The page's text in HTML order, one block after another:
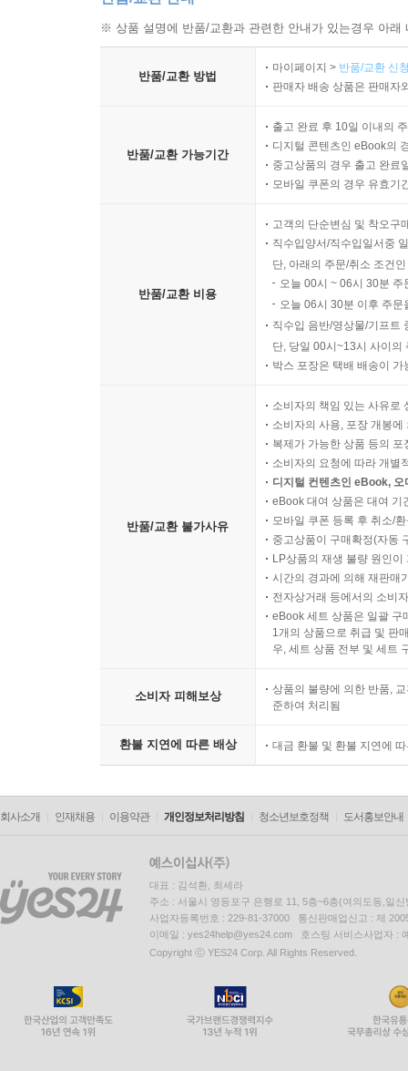
※ 상품 설명에 반품/교환과 관련한 안내가 있는경우 아
반품/교환 방법
마이페이지 > 반품/교환 신
판매자 배송 상품은 판매자
반품/교환 가능기간
출고 완료 후 10일 이내의
디지털 콘텐츠인 eBook의
중고상품의 경우 출고 완료
모바일 쿠폰의 경우 유효기
반품/교환 비용
고객의 단순변심 및 착오구
직수입양서/직수입일서중
단, 아래의 주문/취소 조건
오늘 00시 ~ 06시 30분
오늘 06시 30분 이후 주
직수입 음반/영상물/기프트
단, 당일 00시~13시 사이의
박스 포장은 택배 배송이
반품/교환 불가사유
소비자의 책임 있는 사유로
소비자의 사용, 포장 개봉
복제가 가능한 상품 등의
소비자의 요청에 따라 개별
디지털 컨텐츠인 eBook,
eBook 대여 상품은 대여 기
모바일 쿠폰 등록 후 취소/
중고상품이 구매확정(자동
LP상품의 재생 불량 원인
시간의 경과에 의해 재판매
전자상거래 등에서의 소비
eBook 세트 상품은 일괄 구
1개의 상품으로 취급 및 판
우, 세트 상품 전부 및 세트
소비자 피해보상
상품의 불량에 의한 반품,
준하여 처리됨
환불 지연에 따른 배상 대금 환불 및 환불 지연에
회사소개 인재채용 이용약관 개인정보처리방침 청소년보호정책 도서홍보안내
대표 : 김석환, 최세라
주소 : 서울시 영등포구 은행로 11, 5층~6층(여의도동,일신
사업자등록번호 : 229-81-37000 통신판매업신고 : 제
이메일 : yes24help@yes24.com 호스팅 서비스사업자 :
Copyright ⓒ YES24 Corp. All Rights Reserved.